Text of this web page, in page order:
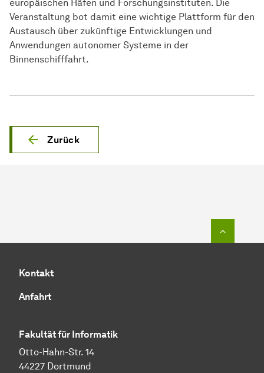
europäischen Häfen und Forschungsinstituten. Die
Veranstaltung bot damit eine wichtige Plattform für den
Austausch über zukünftige Entwicklungen und
Anwendungen autonomer Systeme in der
Binnenschifffahrt.
Zurück
Kontakt
Anfahrt
Fakultät für Informatik
Otto-Hahn-Str. 14
44227 Dortmund